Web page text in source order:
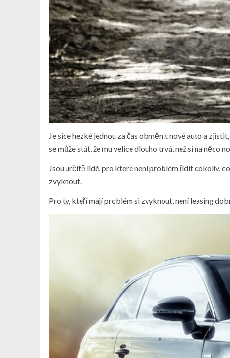
Je sice hezké jednou za čas obměnit nové auto a
se může stát, že mu velice dlouho trvá, než si na něco
Jsou určitě lidé, pro které není problém řídit cokoliv,
zvyknout.
Pro ty, kteří mají problém si zvyknout, není leasing